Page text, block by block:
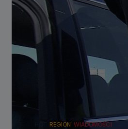
REGION WIADOMOŚCI